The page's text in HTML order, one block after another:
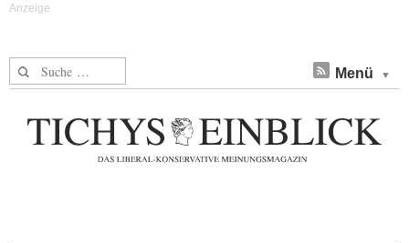
Suche nach: Menü